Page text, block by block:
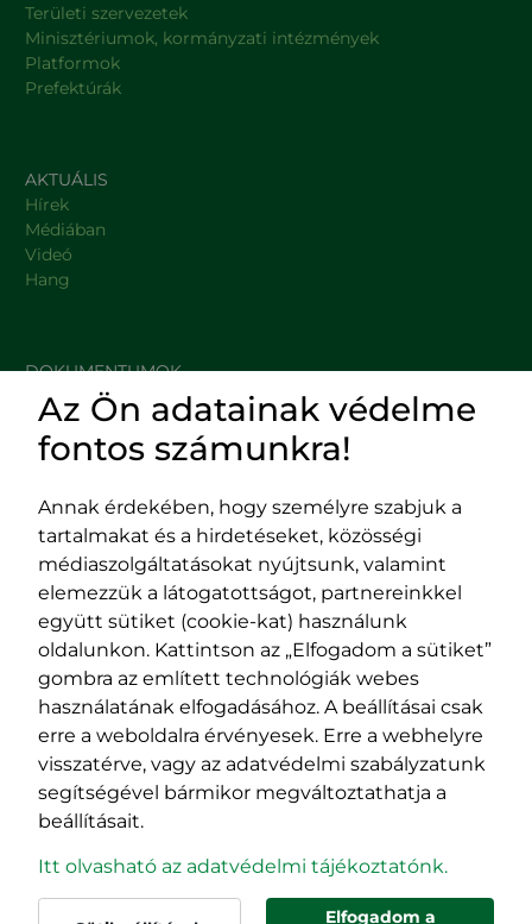
Területi szervezetek
Minisztériumok, kormányzati intézmények
Platformok
Prefektúrák
AKTUÁLIS
Hírek
Médiában
Videó
Hang
DOKUMENTUMOK
HASZNOS LINKEK
Impresszum
Adatvédelmi szabályzat
EPP program
400029 Kolozsvár,
Fürdő (Card. Iuliu Hossu) utca, 41.
szám
tel/fax:0723 250 321
email:office@rmdsz.ro
400489 Kolozsvár,
Majális utca, 60.
szám
tel/fax:0264 590 758
email:
office@rmdsz.ro
Az Ön adatainak védelme
fontos számunkra!
Annak érdekében, hogy személyre szabjuk a
tartalmakat és a hirdetéseket, közösségi
médiaszolgáltatásokat nyújtsunk, valamint
elemezzük a látogatottságot, partnereinkkel
együtt sütiket (cookie-kat) használunk
oldalunkon. Kattintson az „Elfogadom a sütiket”
gombra az említett technológiák webes
használatának elfogadásához. A beállításai csak
erre a weboldalra érvényesek. Erre a webhelyre
visszatérve, vagy az adatvédelmi szabályzatunk
segítségével bármikor megváltoztathatja a
beállításait.
Itt olvasható az adatvédelmi tájékoztatónk.
Elfogadom a